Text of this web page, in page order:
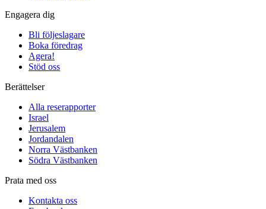
Engagera dig
Bli följeslagare
Boka föredrag
Agera!
Stöd oss
Berättelser
Alla reserapporter
Israel
Jerusalem
Jordandalen
Norra Västbanken
Södra Västbanken
Prata med oss
Kontakta oss